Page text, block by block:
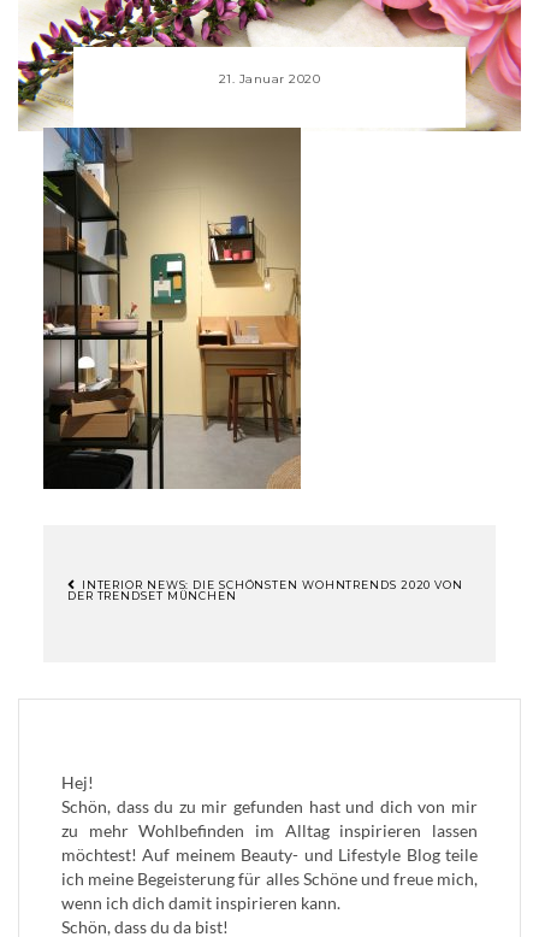
21. Januar 2020
INTERIOR NEWS: DIE SCHÖNSTEN WOHNTRENDS 2020 VON
DER TRENDSET MÜNCHEN
Hej!
Schön, dass du zu mir gefunden hast und dich von mir
zu mehr Wohlbefinden im Alltag inspirieren lassen
möchtest! Auf meinem Beauty- und Lifestyle Blog teile
ich meine Begeisterung für alles Schöne und freue mich,
wenn ich dich damit inspirieren kann.
Schön, dass du da bist!